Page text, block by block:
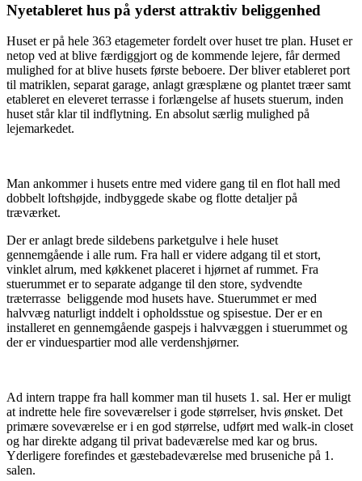
Nyetableret hus på yderst attraktiv beliggenhed
Huset er på hele 363 etagemeter fordelt over huset tre plan. Huset er
netop ved at blive færdiggjort og de kommende lejere, får dermed
mulighed for at blive husets første beboere. Der bliver etableret port
til matriklen, separat garage, anlagt græsplæne og plantet træer samt
etableret en eleveret terrasse i forlængelse af husets stuerum, inden
huset står klar til indflytning. En absolut særlig mulighed på
lejemarkedet.
Man ankommer i husets entre med videre gang til en flot hall med
dobbelt loftshøjde, indbyggede skabe og flotte detaljer på
træværket.
Der er anlagt brede sildebens parketgulve i hele huset
gennemgående i alle rum. Fra hall er videre adgang til et stort,
vinklet alrum, med køkkenet placeret i hjørnet af rummet. Fra
stuerummet er to separate adgange til den store, sydvendte
træterrasse beliggende mod husets have. Stuerummet er med
halvvæg naturligt inddelt i opholdsstue og spisestue. Der er en
installeret en gennemgående gaspejs i halvvæggen i stuerummet og
der er vinduespartier mod alle verdenshjørner.
Ad intern trappe fra hall kommer man til husets 1. sal. Her er muligt
at indrette hele fire soveværelser i gode størrelser, hvis ønsket. Det
primære soveværelse er i en god størrelse, udført med walk-in closet
og har direkte adgang til privat badeværelse med kar og brus.
Yderligere forefindes et gæstebadeværelse med bruseniche på 1.
salen.